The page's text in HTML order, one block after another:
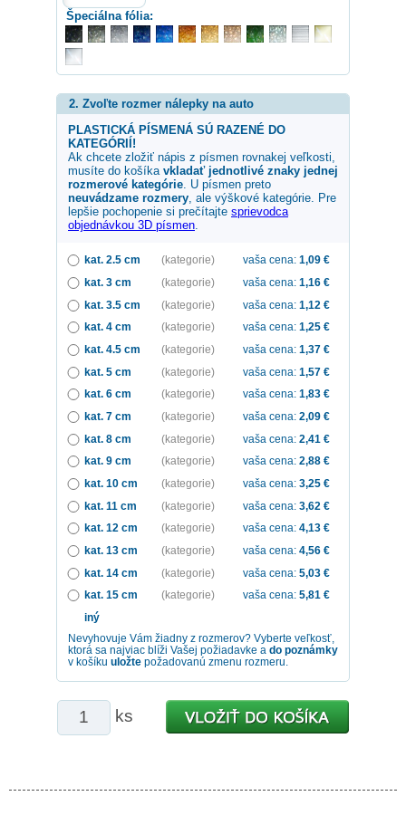
Špeciálna fólia:
2. Zvoľte rozmer nálepky na auto
PLASTICKÁ PÍSMENÁ SÚ RAZENÉ DO
KATEGÓRIÍ!
Ak chcete zložiť nápis z písmen rovnakej veľkosti,
musíte do košíka vkladať jednotlivé znaky jednej
rozmerové kategórie. U písmen preto
neuvádzame rozmery, ale výškové kategórie. Pre
lepšie pochopenie si prečítajte sprievodca
objednávkou 3D písmen.
kat. 2.5 cm (kategorie) vaša cena: 1,09 €
kat. 3 cm
(kategorie) vaša cena: 1,16 €
kat. 3.5 cm
(kategorie) vaša cena: 1,12 €
kat. 4 cm
(kategorie) vaša cena: 1,25 €
kat. 4.5 cm
(kategorie) vaša cena: 1,37 €
kat. 5 cm
(kategorie) vaša cena: 1,57 €
kat. 6 cm
(kategorie) vaša cena: 1,83 €
kat. 7 cm
(kategorie) vaša cena: 2,09 €
kat. 8 cm
(kategorie) vaša cena: 2,41 €
kat. 9 cm
(kategorie) vaša cena: 2,88 €
kat. 10 cm
(kategorie) vaša cena: 3,25 €
kat. 11 cm
(kategorie) vaša cena: 3,62 €
kat. 12 cm
(kategorie) vaša cena: 4,13 €
kat. 13 cm
(kategorie) vaša cena: 4,56 €
kat. 14 cm
(kategorie) vaša cena: 5,03 €
kat. 15 cm
(kategorie) vaša cena: 5,81 €
iný
Nevyhovuje Vám žiadny z rozmerov? Vyberte veľkosť,
ktorá sa najviac blíži Vašej požiadavke a do poznámky
v košíku uložte požadovanú zmenu rozmeru.
ks